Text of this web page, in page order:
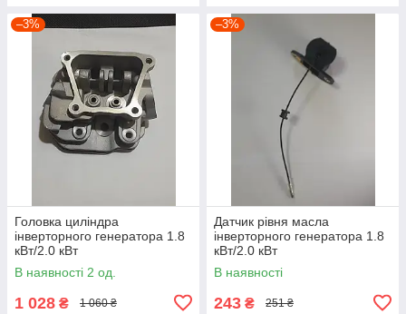
–3%
Головка циліндра
інверторного генератора 1.8
кВт/2.0 кВт
В наявності 2 од.
1 028 ₴ 1 060 ₴
–3%
Датчик рівня масла
інверторного генератора 1.8
кВт/2.0 кВт
В наявності
243 ₴ 251 ₴